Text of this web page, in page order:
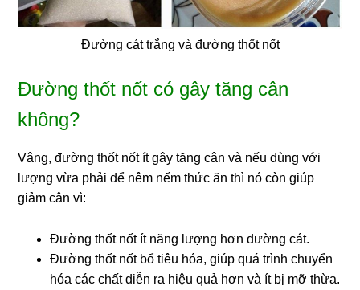
Đường cát trắng và đường thốt nốt
Đường thốt nốt có gây tăng cân
không?
Vâng, đường thốt nốt ít gây tăng cân và nếu dùng với
lượng vừa phải để nêm nếm thức ăn thì nó còn giúp
giảm cân vì:
Đường thốt nốt ít năng lượng hơn đường cát.
Đường thốt nốt bổ tiêu hóa, giúp quá trình chuyển
hóa các chất diễn ra hiệu quả hơn và ít bị mỡ thừa.